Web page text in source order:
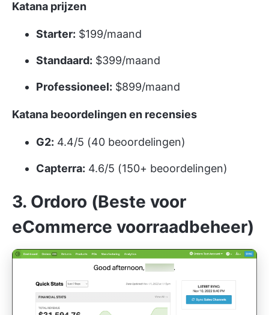
Katana prijzen
Starter: $199/maand
Standaard: $399/maand
Professioneel: $899/maand
Katana beoordelingen en recensies
G2: 4.4/5 (40 beoordelingen)
Capterra: 4.6/5 (150+ beoordelingen)
3. Ordoro (Beste voor
eCommerce voorraadbeheer)